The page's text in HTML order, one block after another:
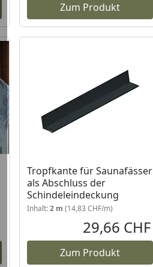
Zum Produkt
Tropfkante für Saunafässer
als Abschluss der
Schindeleindeckung
Inhalt:2 m (14,83 CHF/m)
29,66 CHF
Zum Produkt